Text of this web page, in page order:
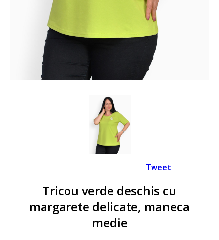
Tricou verde deschis cu
margarete delicate, maneca
medie
Tweet